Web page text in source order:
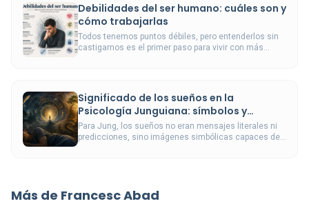
Debilidades del ser humano: cuáles son y
cómo trabajarlas
Todos tenemos puntos débiles, pero entenderlos sin
castigarnos es el primer paso para vivir con más
Significado de los sueños en la
Psicología Junguiana: símbolos y
arquetipos
Para Jung, los sueños no eran mensajes literales ni
predicciones, sino imágenes simbólicas capaces de
Más de Francesc Abad